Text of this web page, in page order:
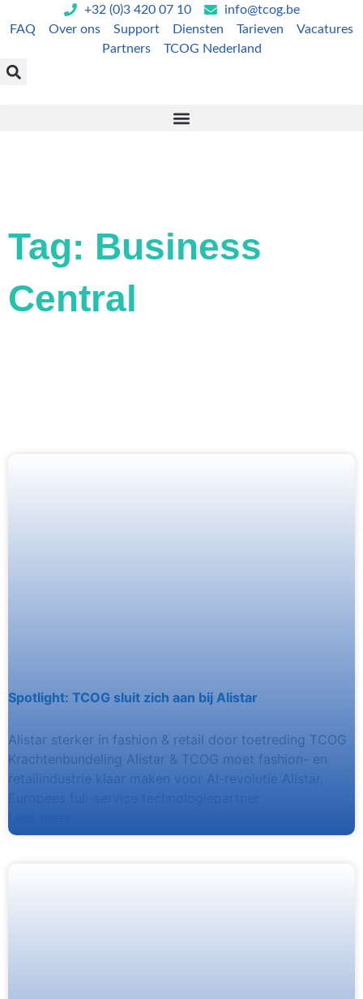
naar
inhoud
+32 (0)3 420 07 10
info@tcog.be
FAQ
Over ons Support Diensten Tarieven
Vacatures
Partners
TCOG Nederland
Tag: Business
Central
Spotlight: TCOG sluit zich aan bij Alistar
Alistar sterker in fashion & retail door toetreding TCOG
Krachtenbundeling Alistar & TCOG moet fashion- en
retailindustrie klaar maken voor AI-revolutie Alistar,